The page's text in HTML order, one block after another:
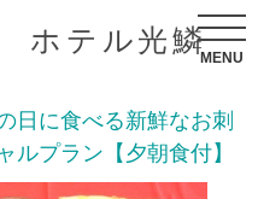
ホテル光鱗
MENU
日に食べる新鮮なお刺
ルプラン【夕朝食付】